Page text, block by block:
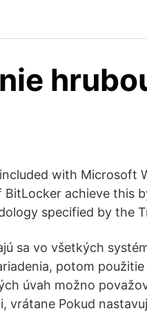
with Microsoft
achieve this
specified by the
sa vo všetkých
potom použitie
úvah možno
vrátane Pokud